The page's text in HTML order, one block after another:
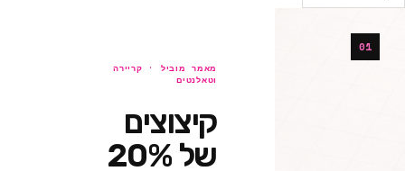
קריירה
קיצוצים
של 20%